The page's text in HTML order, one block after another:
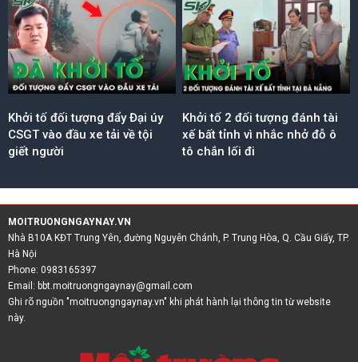
Khởi tố đối tượng đẩy Đại úy
CSGT vào đầu xe tải về tội
giết người
Khởi tố 2 đối tượng đánh tài
xế bất tỉnh vì nhắc nhở đỗ ô
tô chắn lối đi
MOITRUONGNGAYNAY.VN
Nhà B10A KĐT Trung Yên, đường Nguyễn Chánh, P. Trung Hòa, Q. Cầu Giấy, TP.
Hà Nội
Phone: 0983165397
Email: bbt.moitruongngaynay@gmail.com
Ghi rõ nguồn "moitruongngaynay.vn" khi phát hành lại thông tin từ website
này.